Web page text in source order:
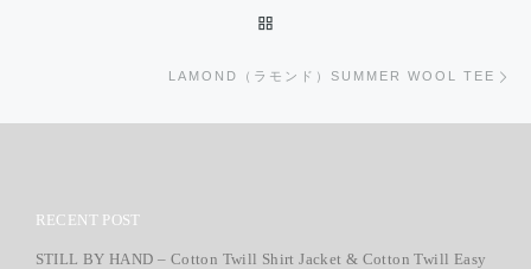
LAMOND（ラモンド）SUMMER WOOL TEE
RECENT POST
STILL BY HAND – Cotton Twill Shirt Jacket & Cotton Twill Easy